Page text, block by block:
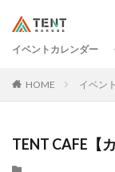
イベントカレンダー
HOME イベント
TENT CAFE【